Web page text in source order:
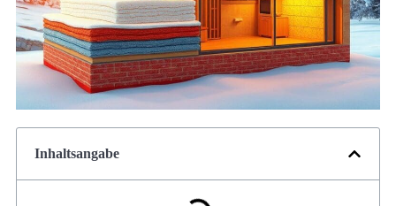
Inhaltsangabe